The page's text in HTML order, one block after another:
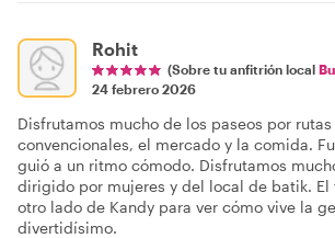
Rohit
(Sobre tu anfitrión local
24 febrero 2026
Disfrutamos mucho de los paseos por
convencionales, el mercado y la comida.
guió a un ritmo cómodo. Disfrutamos
dirigido por mujeres y del local de batik. El
otro lado de Kandy para ver cómo vive la
divertidísimo.